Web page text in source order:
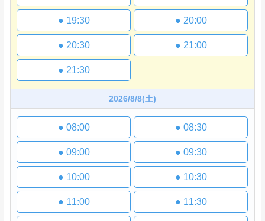
● 19:30 ● 20:00
● 20:30 ● 21:00
● 21:30
2026/8/8(土)
● 08:00 ● 08:30
● 09:00 ● 09:30
● 10:00 ● 10:30
● 11:00 ● 11:30